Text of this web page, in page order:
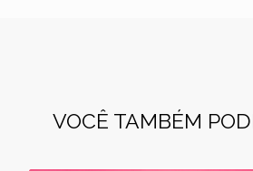
VOCÊ TAMBÉM